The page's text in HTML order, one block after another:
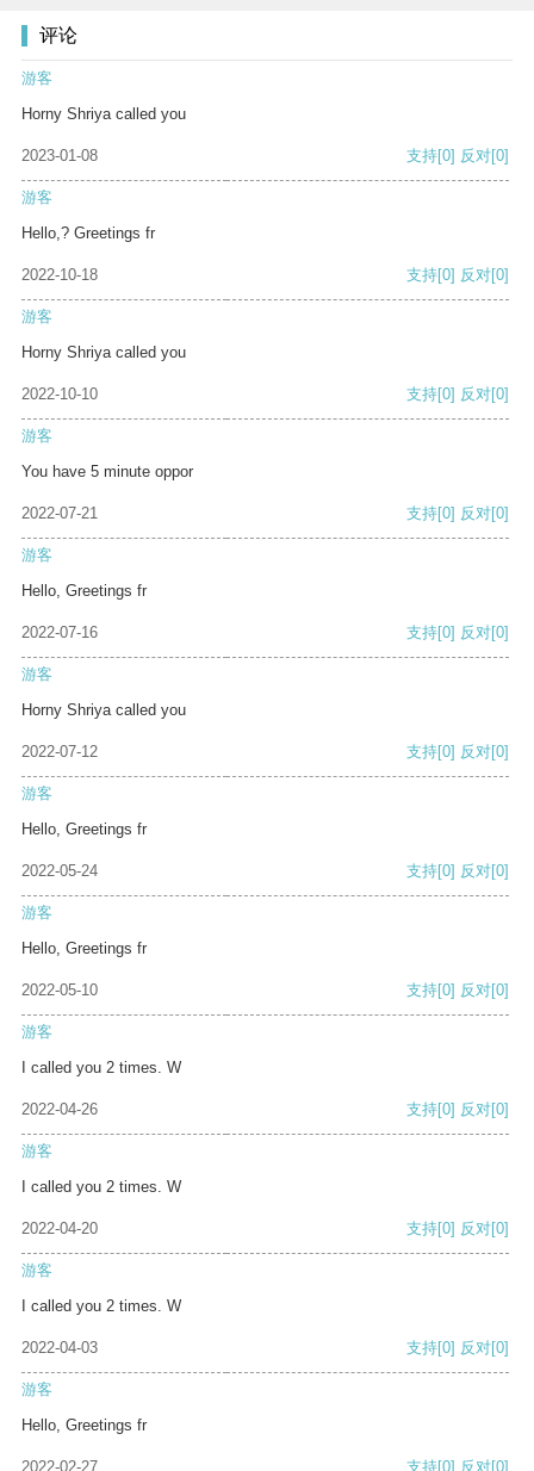
评论
游客
Horny Shriya called you
2023-01-08 支持[0] 反对[0]
游客
Hello,? Greetings fr
2022-10-18 支持[0] 反对[0]
游客
Horny Shriya called you
2022-10-10 支持[0] 反对[0]
游客
You have 5 minute oppor
2022-07-21 支持[0] 反对[0]
游客
Hello, Greetings fr
2022-07-16 支持[0] 反对[0]
游客
Horny Shriya called you
2022-07-12 支持[0] 反对[0]
游客
Hello, Greetings fr
2022-05-24 支持[0] 反对[0]
游客
Hello, Greetings fr
2022-05-10 支持[0] 反对[0]
游客
I called you 2 times. W
2022-04-26 支持[0] 反对[0]
游客
I called you 2 times. W
2022-04-20 支持[0] 反对[0]
游客
I called you 2 times. W
2022-04-03 支持[0] 反对[0]
游客
Hello, Greetings fr
2022-02-27 支持[0] 反对[0]